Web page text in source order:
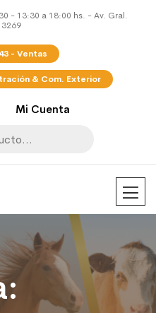
- 13:30 a 18:00 hs. - Av. Gral.
- Ventas
& Com. Exterior
Mi Cuenta